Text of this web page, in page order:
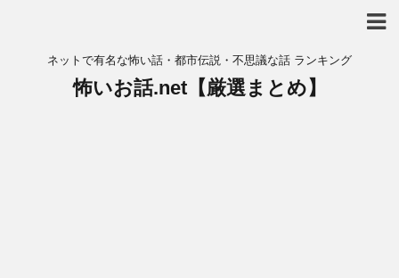
ネットで有名な怖い話・都市伝説・不思議な話 ランキング
怖いお話.net【厳選まとめ】